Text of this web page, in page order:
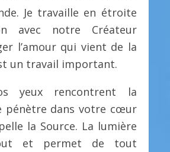
Je travaille en étroite
avec notre Créateur
l’amour qui vient de la
un travail important.
yeux rencontrent la
pénètre dans votre cœur
la Source. La lumière
et permet de tout